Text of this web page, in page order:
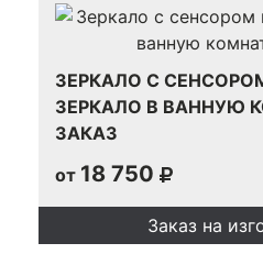
ЗЕРКАЛО С
ЗЕРКАЛО В ВАННУЮ
ЗАКАЗ
от 18 750
Заказ на